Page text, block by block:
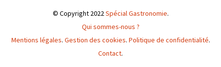
© Copyright 2022 Spécial Gastronomie.
Qui sommes-nous ?
Mentions légales. Gestion des cookies. Politique de confidentialité.
Contact.